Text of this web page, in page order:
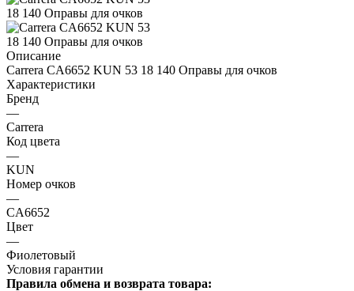
Описание
Carrera CA6652 KUN 53 18 140 Оправы для очков
Характеристики
Бренд
—
Carrera
Код цвета
—
KUN
Номер очков
—
CA6652
Цвет
—
Фиолетовый
Условия гарантии
Правила обмена и возврата товара: